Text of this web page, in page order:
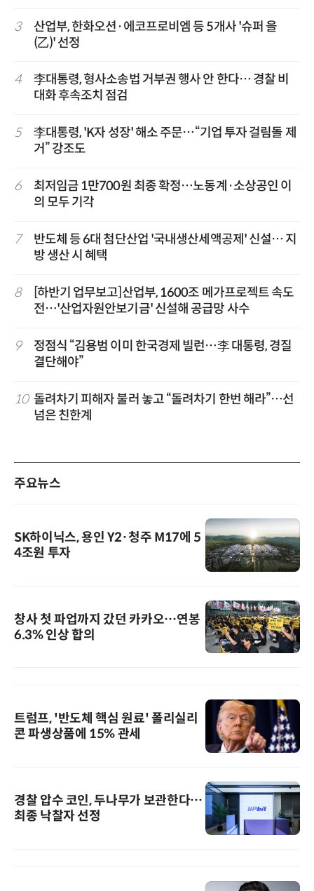
3
산업부, 한화오션·에코프로비엠 등 5개사 '슈퍼 을
(乙)' 선정
4
李대통령, 형사소송법 거부권 행사 안 한다… 경찰 비
대화 후속조치 점검
5
李대통령, 'K자 성장' 해소 주문…“기업 투자 걸림돌 제
거” 강조도
6
최저임금 1만700원 최종 확정…노동계·소상공인 이
의 모두 기각
7
반도체 등 6대 첨단산업 '국내생산세액공제' 신설… 지
방 생산 시 혜택
8
[하반기 업무보고]산업부, 1600조 메가프로젝트 속도
전…'산업자원안보기금' 신설해 공급망 사수
9
정점식 “김용범 이미 한국경제 빌런…李 대통령, 경질
결단해야”
10 돌려차기 피해자 불러 놓고 “돌려차기 한번 해라”…선
넘은 친한계
주요뉴스
SK하이닉스, 용인 Y2·청주 M17에 5
4조원 투자
창사 첫 파업까지 갔던 카카오…연봉
6.3% 인상 합의
트럼프, '반도체 핵심 원료' 폴리실리
콘 파생상품에 15% 관세
경찰 압수 코인, 두나무가 보관한다…
최종 낙찰자 선정